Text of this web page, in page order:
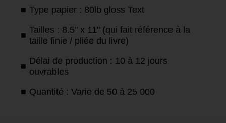
Type papier : 80lb gloss Text
Tailles : 8.5" x 11" (qui fait référence à la
taille finie / pliée du livre)
Délai de production : 10 à 12 jours
ouvrables
Quantité : Varie de 50 à 25 000